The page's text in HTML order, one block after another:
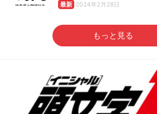
最新 2024年2月28日
もっと見る